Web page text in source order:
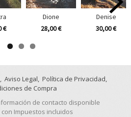
€
Dione
28,00 €
Denise
30,00 €
Aviso Legal Política de Privacidad
de Compra
de contacto disponible
con Impuestos incluidos